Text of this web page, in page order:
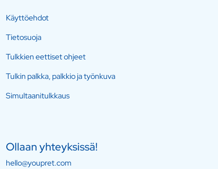
Käyttöehdot
Tietosuoja
Tulkkien eettiset ohjeet
Tulkin palkka, palkkio ja työnkuva
Simultaanitulkkaus
Ollaan yhteyksissä!
hello@youpret.com